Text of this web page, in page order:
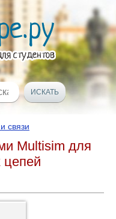
связи
Multisim для
цепей